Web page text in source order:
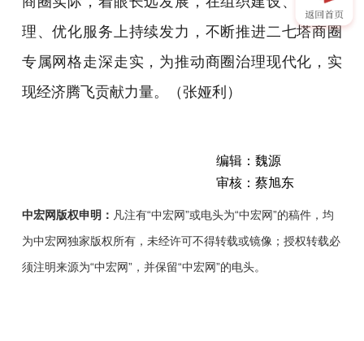
理、优化服务上持续发力，不断推进二七塔商圈
专属网格走深走实，为推动商圈治理现代化，实
现经济腾飞贡献力量。（张娅利）
编辑：魏源
审核：蔡旭东
中宏网版权申明： 凡注有“中宏网”或电头为“中宏网”的稿件，均
为中宏网独家版权所有，未经许可不得转载或镜像；授权转载必
须注明来源为“中宏网”，并保留“中宏网”的电头。